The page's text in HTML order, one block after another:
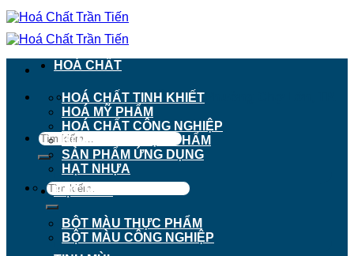
Chuyển
đến
nội
911 - 913 Nguyễn Trãi, Phường Chợ Lớn, TP.
Hồ Chí Minh
Tìm
kiếm:
Tìm
kiếm:
HOÁ CHẤT
HOÁ CHẤT TINH KHIẾT
HOÁ MỸ PHẨM
HOÁ CHẤT CÔNG NGHIỆP
HOÁ CHẤT THỰC PHẨM
SẢN PHẨM ỨNG DỤNG
HẠT NHỰA
BỘT MÀU
BỘT MÀU THỰC PHẨM
BỘT MÀU CÔNG NGHIỆP